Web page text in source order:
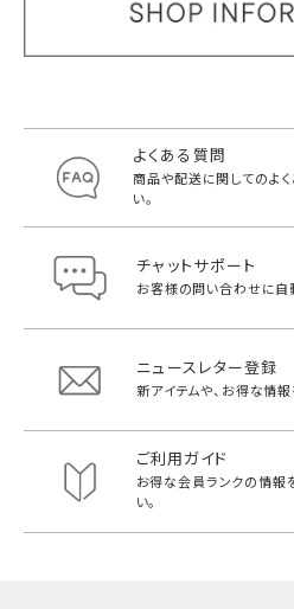
よくある質問
商品や配送に関してのよ
い。
チャットサポート
お客様の問い合わせに自
ニュースレター登録
新アイテムや、お得な情報
ご利用ガイド
お得な会員ランクの情報
い。